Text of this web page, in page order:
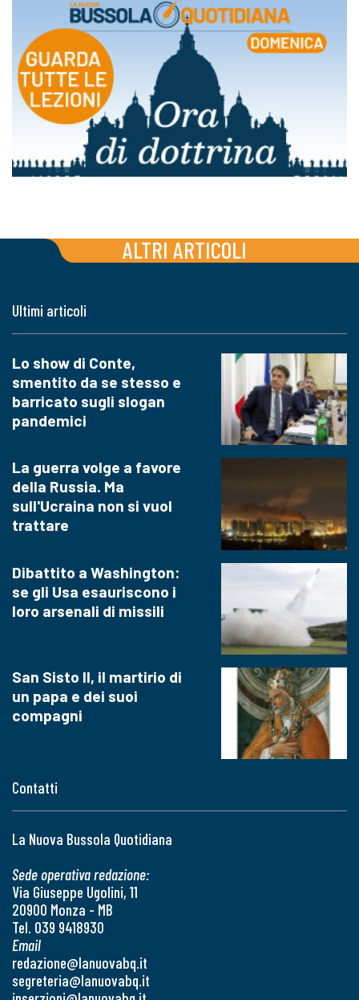
ALTRI ARTICOLI
Contatti
La Nuova Bussola Quotidiana
Sede operativa redazione:
Via Giuseppe Ugolini, 11
20900 Monza - MB
Tel. 039 9418930
Email
redazione@lanuovabq.it
segreteria@lanuovabq.it
Ultimi articoli
Lo show di Conte,
smentito da se stesso e
barricato sugli slogan
pandemici
La guerra volge a favore
della Russia. Ma
sull'Ucraina non si vuol
trattare
Dibattito a Washington:
se gli Usa esauriscono i
loro arsenali di missili
San Sisto II, il martirio di
un papa e dei suoi
compagni